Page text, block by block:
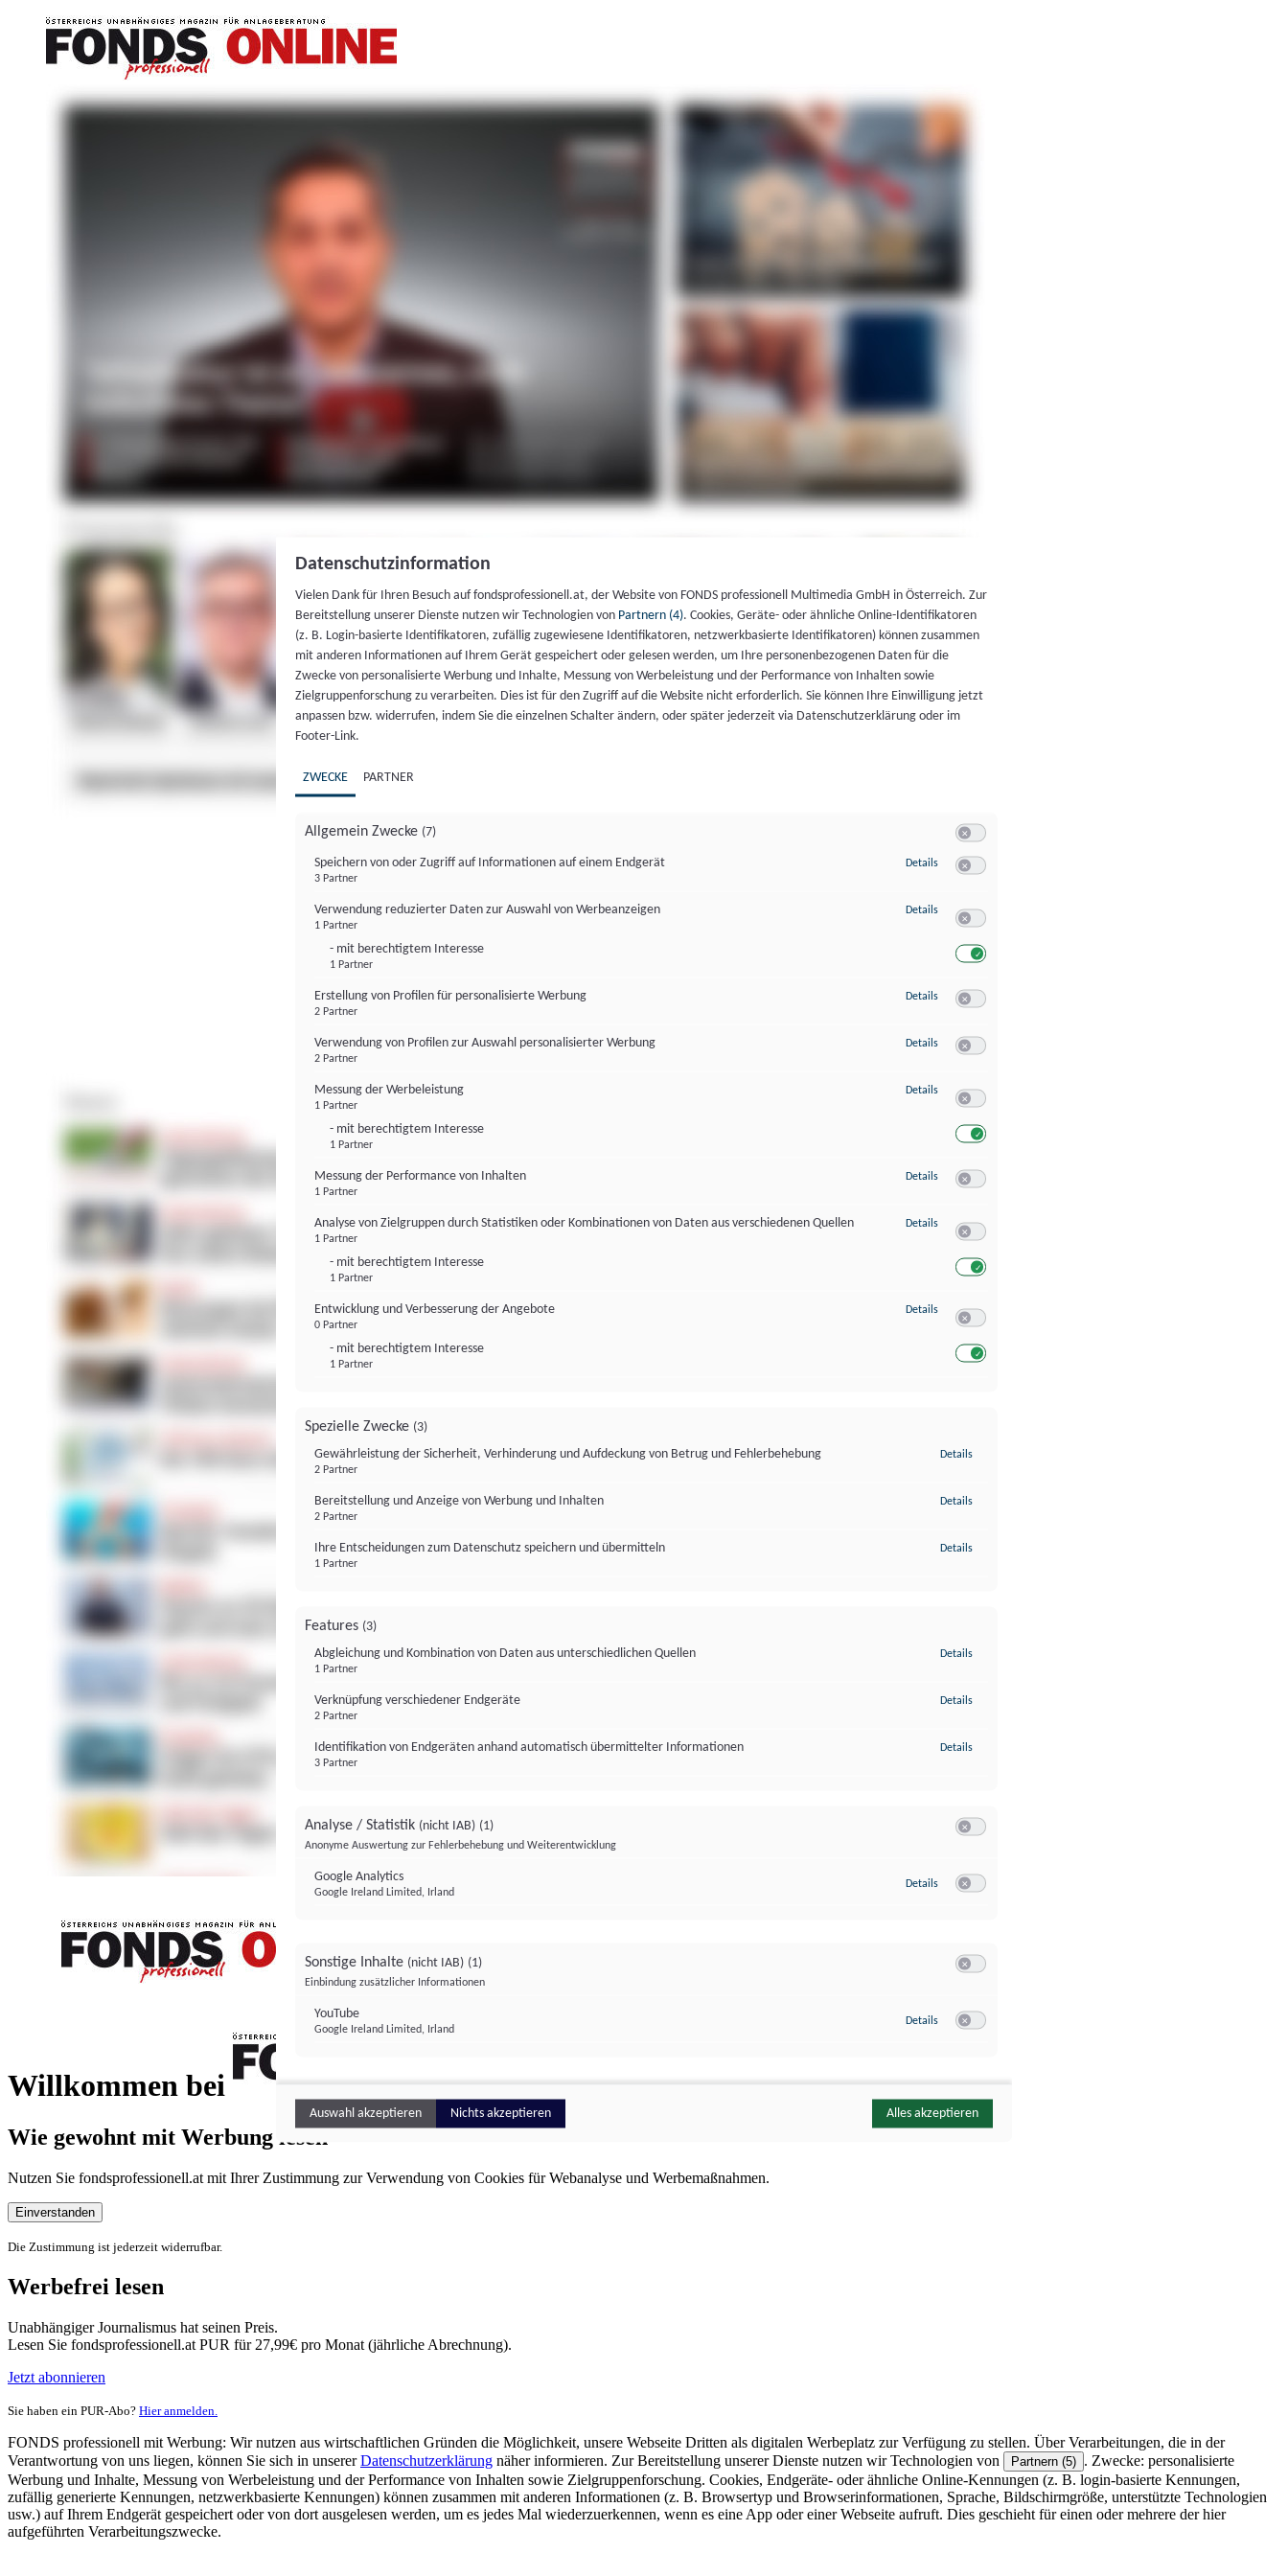
Willkommen bei
FONDS professionell
Wie gewohnt mit Werbung lesen
Nutzen Sie fondsprofessionell.at mit Ihrer Zustimmung zur Verwendung von Cookies für Webanalyse und Werbemaßnahmen.
Einverstanden
Die Zustimmung ist jederzeit widerrufbar.
Werbefrei lesen
Unabhängiger Journalismus hat seinen Preis.
Lesen Sie fondsprofessionell.at PUR für 27,99€ pro Monat (jährliche Abrechnung).
Jetzt abonnieren
Sie haben ein PUR-Abo? Hier anmelden.
FONDS professionell mit Werbung: Wir nutzen aus wirtschaftlichen Gründen die Möglichkeit, unsere Webseite Dritten als digitalen Werbeplatz zur Verfügung zu stellen. Über Verarbeitungen, die in der
Verantwortung von uns liegen, können Sie sich in unsererDatenschutzerklärung näher informieren. Zur Bereitstellung unserer Dienste nutzen wir Technologien von Partnern (5) . Zwecke: personalisierte
Werbung und Inhalte, Messung von Werbeleistung und der Performance von Inhalten sowie Zielgruppenforschung. Cookies, Endgeräte- oder ähnliche Online-Kennungen (z. B. login-basierte Kennungen,
zufällig generierte Kennungen, netzwerkbasierte Kennungen) können zusammen mit anderen Informationen (z. B. Browsertyp und Browserinformationen, Sprache, Bildschirmgröße, unterstützte Technologien
usw.) auf Ihrem Endgerät gespeichert oder von dort ausgelesen werden, um es jedes Mal wiederzuerkennen, wenn es eine App oder einer Webseite aufruft. Dies geschieht für einen oder mehrere der hier
aufgeführten Verarbeitungszwecke.
Datenschutzinformation
Vielen Dank für Ihren Besuch auf fondsprofessionell.at, der Website von FONDS professionell Multimedia GmbH in Österreich. Zur
Bereitstellung unserer Dienste nutzen wir Technologien von Partnern (4). Cookies, Geräte- oder ähnliche Online-Identifikatoren
(z. B. Login-basierte Identifikatoren, zufällig zugewiesene Identifikatoren, netzwerkbasierte Identifikatoren) können zusammen
mit anderen Informationen auf Ihrem Gerät gespeichert oder gelesen werden, um Ihre personenbezogenen Daten für die
Zwecke von personalisierte Werbung und Inhalte, Messung von Werbeleistung und der Performance von Inhalten sowie
Zielgruppenforschung zu verarbeiten. Dies ist für den Zugriff auf die Website nicht erforderlich. Sie können Ihre Einwilligung jetzt
anpassen bzw. widerrufen, indem Sie die einzelnen Schalter ändern, oder später jederzeit via Datenschutzerklärung oder im
Footer-Link.
ZWECKE PARTNER
Allgemein Zwecke (7)
Speichern von oder Zugriff auf Informationen auf einem Endgerät
3 Partner
Details zu Speichern von oder Zugriff auf Informationen auf einem Endgerät
Verwendung reduzierter Daten zur Auswahl von Werbeanzeigen
1 Partner
- mit berechtigtem Interesse
1 Partner
Details zu Verwendung reduzierter Daten zur Auswahl von Werbeanzeigen
Erstellung von Profilen für personalisierte Werbung
2 Partner
Details zu Erstellung von Profilen für personalisierte Werbung
Verwendung von Profilen zur Auswahl personalisierter Werbung
2 Partner
Details zu Verwendung von Profilen zur Auswahl personalisierter Werbung
Messung der Werbeleistung
1 Partner
- mit berechtigtem Interesse
1 Partner
Details zu Messung der Werbeleistung
Messung der Performance von Inhalten
1 Partner
Details zu Messung der Performance von Inhalten
Analyse von Zielgruppen durch Statistiken oder Kombinationen von Daten aus verschiedenen Quellen
1 Partner
- mit berechtigtem Interesse
1 Partner
Details zu Analyse von Zielgruppen durch Statistiken oder Kombinationen von
Entwicklung und Verbesserung der Angebote
0 Partner
- mit berechtigtem Interesse
1 Partner
Details zu Entwicklung und Verbesserung der Angebote
Spezielle Zwecke (3)
Gewährleistung der Sicherheit, Verhinderung und Aufdeckung von Betrug und Fehlerbehebung
2 Partner
Details
Bereitstellung und Anzeige von Werbung und Inhalten
2 Partner
Details
Ihre Entscheidungen zum Datenschutz speichern und übermitteln
1 Partner
Details
Features (3)
Abgleichung und Kombination von Daten aus unterschiedlichen Quellen
1 Partner
Details
Verknüpfung verschiedener Endgeräte
2 Partner
Details
Identifikation von Endgeräten anhand automatisch übermittelter Informationen
3 Partner
Details
Analyse / Statistik (nicht IAB) (1)
Anonyme Auswertung zur Fehlerbehebung und Weiterentwicklung
Google Analytics
Google Ireland Limited, Irland
Details zu Google Analytics
Sonstige Inhalte (nicht IAB) (1)
Einbindung zusätzlicher Informationen
YouTube
Google Ireland Limited, Irland
Details zu YouTube
Auswahl akzeptieren Nichts akzeptieren Alles akzeptieren